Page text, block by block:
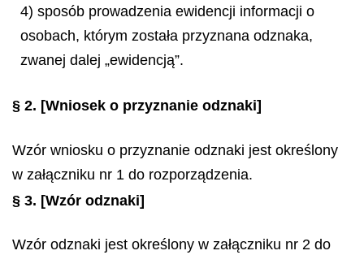
4) sposób prowadzenia ewidencji informacji o
osobach, którym została przyznana odznaka,
zwanej dalej „ewidencją”.
§ 2. [Wniosek o przyznanie odznaki]
Wzór wniosku o przyznanie odznaki jest określony
w załączniku nr 1 do rozporządzenia.
§ 3. [Wzór odznaki]
Wzór odznaki jest określony w załączniku nr 2 do